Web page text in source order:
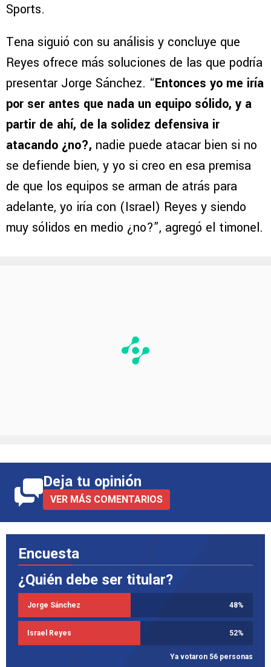
Sports.
Tena siguió con su análisis y concluye que
Reyes ofrece más soluciones de las que podría
presentar Jorge Sánchez. “Entonces yo me iría
por ser antes que nada un equipo sólido, y a
partir de ahí, de la solidez defensiva ir
atacando ¿no?, nadie puede atacar bien si no
se defiende bien, y yo si creo en esa premisa
de que los equipos se arman de atrás para
adelante, yo iría con (Israel) Reyes y siendo
muy sólidos en medio ¿no?”, agregó el timonel.
Deja tu opinión
VER MÁS COMENTARIOS
Encuesta
¿Quién debe ser titular?
Jorge Sánchez 48%
Israel Reyes 52%
Ya votaron 56 personas